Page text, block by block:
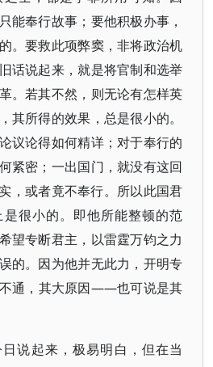
能奉行故事；要他积极办事，
。要救此项弊窦，非将政治机
话说起来，就是将官制和选举
。若其不然，则无论有怎样英
其所得的效果，总是很小的。
议论得如何精详；对于奉行的
紧密；一出国门，就没有这回
或者竟不奉行。所以此国君
很小的。即他所能整顿的范
望专断君主，以雷霆万钧之力
的。因为他并无此力，开明专
通，其大原因——也可说是其
说起来，极易明白，但在当